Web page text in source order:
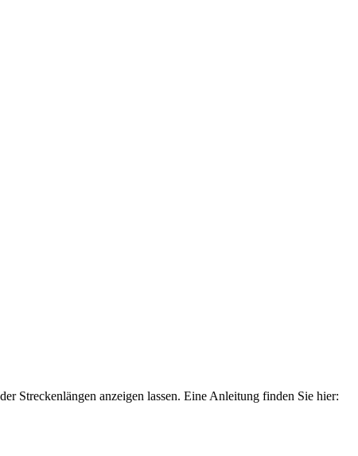
Streckenlängen anzeigen lassen. Eine Anleitung finden Sie hier: